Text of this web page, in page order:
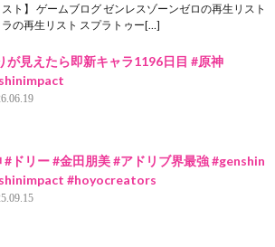
ト】 ゲームブログ ゼンレスゾーンゼロの再生リスト
ラの再生リスト スプラトゥー[…]
が見えたら即新キャラ1196日目 #原神
#ドリー #金田朋美 #アドリブ界最強 #genshin
#hoyocreators